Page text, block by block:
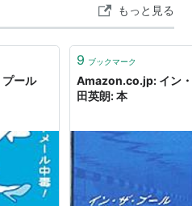
品はどれ？」と迷っ…もっと見る
ール
9 ブックマーク
Amazon.co.jp: イン
田英朗: 本